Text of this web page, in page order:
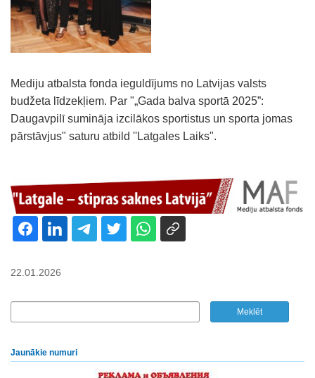
Mediju atbalsta fonda ieguldījums no Latvijas valsts
budžeta līdzekļiem. Par "„Gada balva sportā 2025”:
Daugavpilī sumināja izcilākos sportistus un sporta jomas
pārstāvjus" saturu atbild ''Latgales Laiks".
22.01.2026
Jaunākie numuri